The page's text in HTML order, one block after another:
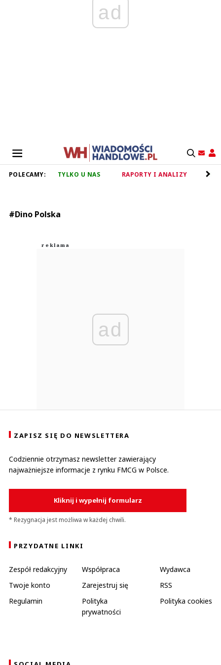
ad
POLECAMY: TYLKO U NAS RAPORTY I ANALIZY
#Dino Polska
ad
ZAPISZ SIĘ DO NEWSLETTERA
Codziennie otrzymasz newsletter zawierający
najważniejsze informacje z rynku FMCG w Polsce.
Kliknij i wypełnij formularz
* Rezygnacja jest możliwa w każdej chwili.
PRZYDATNE LINKI
Zespół redakcyjny Współpraca
Wydawca
Twoje konto
Zarejestruj się
RSS
Regulamin
Polityka
prywatności
Polityka cookies